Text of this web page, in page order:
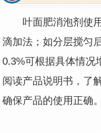
叶面肥消泡剂使
滴加法；如分层搅匀
0.3%可根据具体情况
阅读产品说明书，了
确保产品的使用正确